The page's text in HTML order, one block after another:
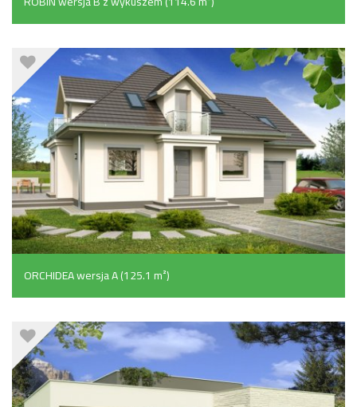
ORCHIDEA wersja A (125.1 m²)